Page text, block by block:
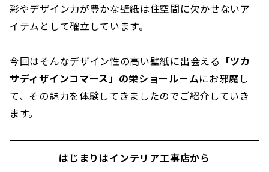
彩やデザイン力が豊かな壁紙は住空間に欠かせないア
イテムとして確立しています。
今回はそんなデザイン性の高い壁紙に出会える 「ツカ
サディザインコマース」の栄ショールームにお邪魔し
て、その魅力を体験してきましたのでご紹介していき
ます。
はじまりはインテリア工事店から